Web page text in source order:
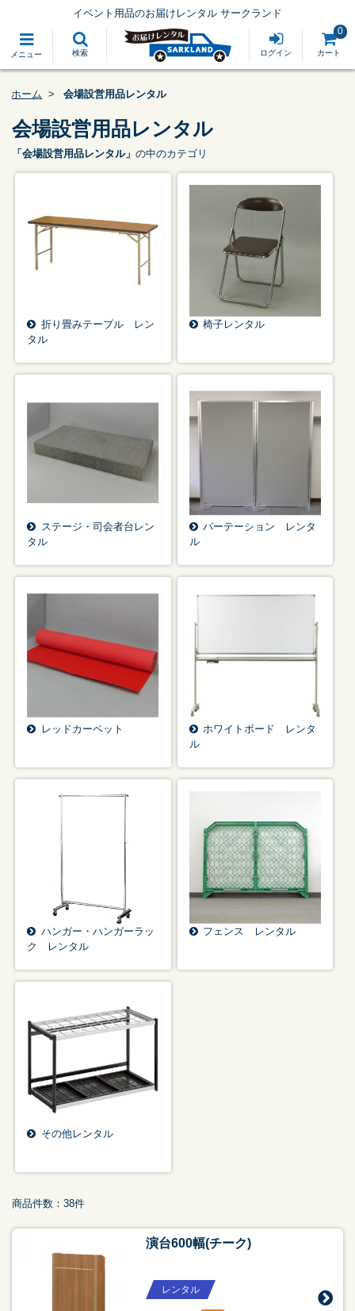
メニュー 検索
イベント用品のお届けレンタル サークランド
ログイン カート
0
ホーム 会場設営用品レンタル
会場設営用品レンタル
「会場設営用品レンタル」 の中のカテゴリ
折り畳みテーブル レン
タル
椅子レンタル
ステージ・司会者台レン
タル
パーテーション レンタ
ル
レッドカーペット
ホワイトボード レンタ
ル
ハンガー・ハンガーラッ
ク レンタル
フェンス レンタル
その他レンタル
商品件数：38件
演台600幅(チーク)
レンタル